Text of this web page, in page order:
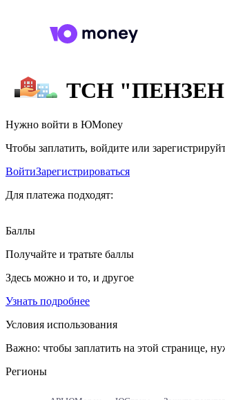
ТСН
Нужно войти в ЮMoney
Чтобы заплатить, войдите или
ВойтиЗарегистрироваться
Для платежа подходят:
Баллы
Получайте и тратьте баллы
Здесь можно и то, и другое
Узнать подробнее
Условия использования
Важно: чтобы заплатить на этой странице,
Регионы